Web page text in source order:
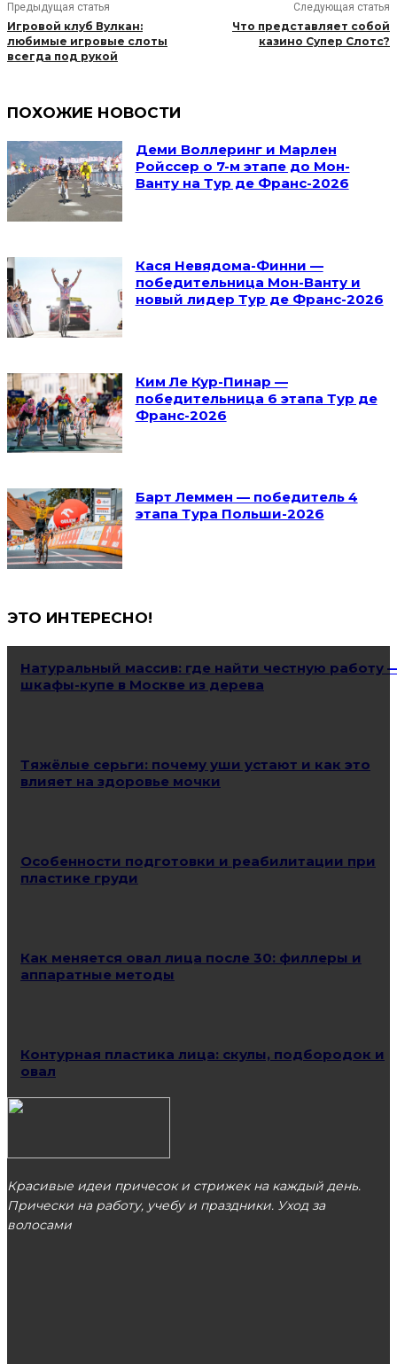
Предыдущая статья
Игровой клуб Вулкан:
любимые игровые слоты
всегда под рукой
Следующая статья
Что представляет собой
казино Супер Слотс?
ПОХОЖИЕ НОВОСТИ
Деми Воллеринг и Марлен
Ройссер о 7-м этапе до Мон-
Ванту на Тур де Франс-2026
Кася Невядома-Финни —
победительница Мон-Ванту и
новый лидер Тур де Франс-2026
Ким Ле Кур-Пинар —
победительница 6 этапа Тур де
Франс-2026
Барт Леммен — победитель 4
этапа Тура Польши-2026
ЭТО ИНТЕРЕСНО!
Натуральный массив: где найти честную работу
шкафы-купе в Москве из дерева
Тяжёлые серьги: почему уши устают и как это
влияет на здоровье мочки
Особенности подготовки и реабилитации при
пластике груди
Как меняется овал лица после 30: филлеры и
аппаратные методы
Контурная пластика лица: скулы, подбородок и
овал
Красивые идеи причесок и стрижек на каждый день.
Прически на работу, учебу и праздники. Уход за
волосами